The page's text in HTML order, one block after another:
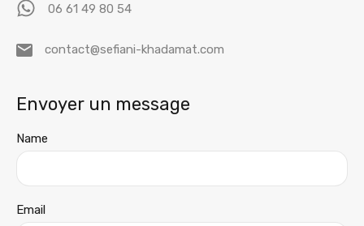
06 61 49 80 54
contact@sefiani-khadamat.com
Envoyer un message
Name
Email